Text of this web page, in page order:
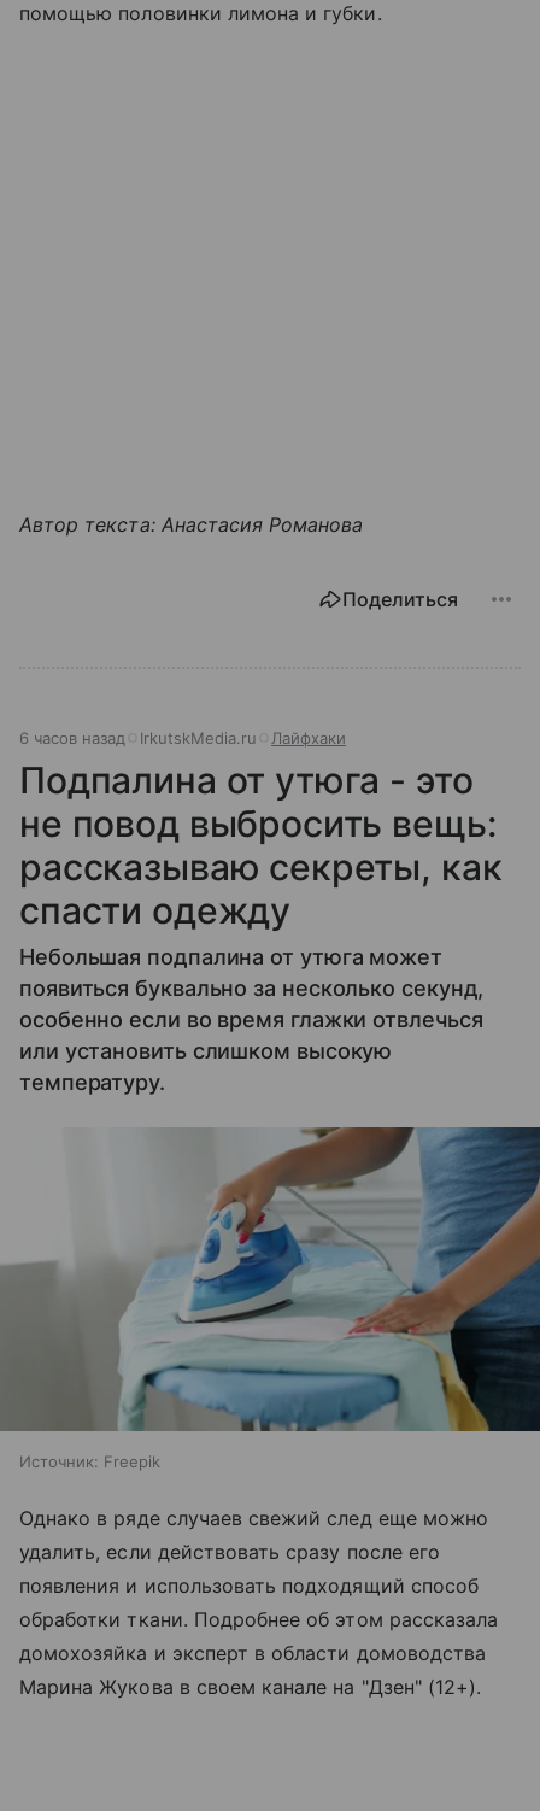
помощью половинки лимона и губки.
Автор текста: Анастасия Романова
Поделиться
6 часов назад IrkutskMedia.ru Лайфхаки
Подпалина от утюга - это
не повод выбросить вещь:
рассказываю секреты, как
спасти одежду
Небольшая подпалина от утюга может
появиться буквально за несколько секунд,
особенно если во время глажки отвлечься
или установить слишком высокую
температуру.
Источник: Freepik
Однако в ряде случаев свежий след еще можно
удалить, если действовать сразу после его
появления и использовать подходящий способ
обработки ткани. Подробнее об этом рассказала
домохозяйка и эксперт в области домоводства
Марина Жукова в своем канале на "Дзен" (12+).